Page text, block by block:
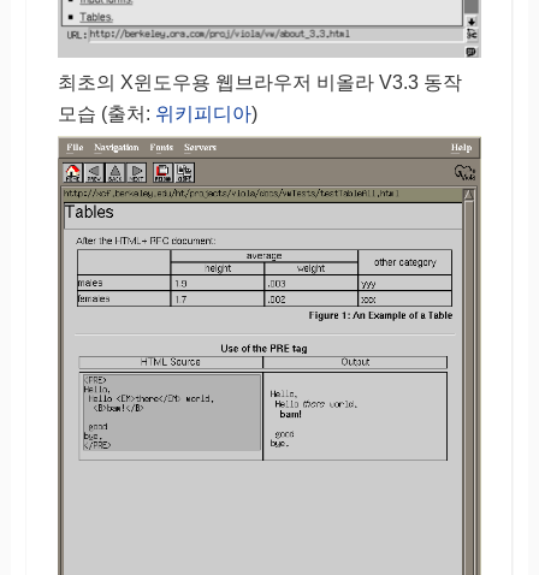
최초의 X윈도우용 웹브라우저 비올라 V3.3 동작
모습 (출처: 위키피디아)